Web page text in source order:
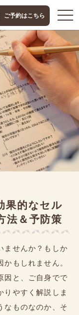
ご予約はこちら
果的なセル
法＆予防策
ませんか？もしか
もしれません。
因と、ご自身でで
りやすく解説しま
なものなのか、そ